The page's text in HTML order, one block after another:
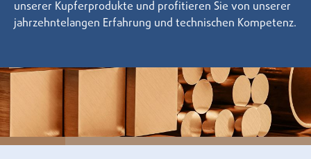
unserer Kupferprodukte und profitieren Sie von unserer
jahrzehntelangen Erfahrung und technischen Kompetenz.